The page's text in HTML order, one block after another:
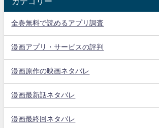
全巻無料で読めるアプリ調査
漫画アプリ・サービスの評判
漫画原作の映画ネタバレ
漫画最新話ネタバレ
漫画最終回ネタバレ